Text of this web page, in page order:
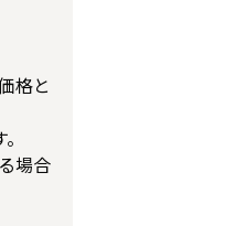
格と
場合